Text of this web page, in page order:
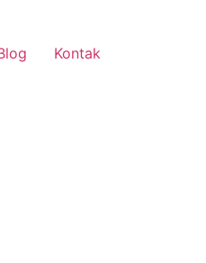
Kontak